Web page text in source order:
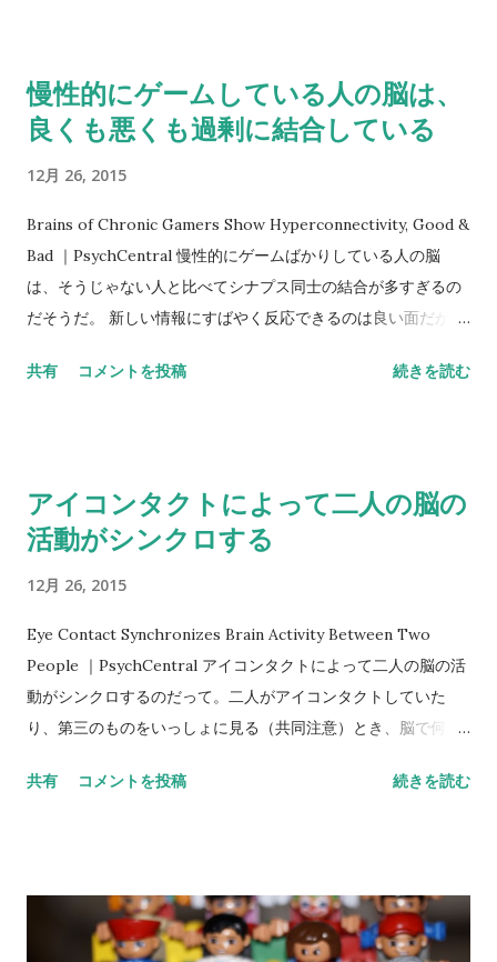
式には、 Independent Review Relating to APA Ethics
Guidelines, National Security Interrogations, and Torture.
ュー、国家安全保障の尋問と拷問」 という名称です。６ヶ月間
に渡り、５万を超える文書をレビューし、１４８名の関係者に
２００回以上のインタビューを実施したのだそうです。軍や
CIAで行なわれた尋問・拷問に心理学者が関与していることが
明らかにされ、議論を呼びました。アメリカ心理学会のトップ
的）拷問については、日本トラウマティック・ストレス学会誌
援などに焦点を当てたプログラムのほうが２年後の結果がよか
った アメリカ国立精神衛生研究所によるプロジェクトで明らか
にされました。 Initial Psychotic Episode Best Managed by
Team-Based Approach 「初回精神病エピソードはチーム・ア
れた専門家が、それぞれのクライエントにパーソナライズされ
た治療プランを立てて、チームで支援します。抗精神病薬の使
用を減らし、回復指向の心理療法や、家族教育と支援、ケー...
慢性的にゲームしている人の脳は、
良くも悪くも過剰に結合している
12月 26, 2015
Brains of Chronic Gamers Show Hyperconnectivity, Good &
Bad ｜PsychCentral 慢性的にゲームばかりしている人の脳
は、そうじゃない人と比べてシナプス同士の結合が多すぎるの
だそうだ。 新しい情報にすばやく反応できるのは良い面だが、
ばんばん敵を打ち殺していたら、反応は早くなるだろうな。 テ
共有 コメントを投稿 続きを読む
アイコンタクトによって二人の脳の
活動がシンクロする
12月 26, 2015
Eye Contact Synchronizes Brain Activity Between Two
People ｜PsychCentral アイコンタクトによって二人の脳の活
動がシンクロするのだって。二人がアイコンタクトしていた
り、第三のものをいっしょに見る（共同注意）とき、脳で何が
を行っているときに瞬きがシンクロするのは、注意が共有され
われますが、脳がシンクロしてるなら言葉にしなくてもいいの
共有 コメントを投稿 続きを読む